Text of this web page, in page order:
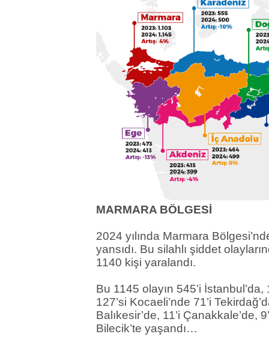
MARMARA BÖLGESİ
2024 yılında Marmara
yansıdı. Bu silahlı şiddet
1140 kişi yaralandı.
Bu 1145 olayın 545’i İstanbul’da,
127’si Kocaeli’nde 71’i
Balıkesir’de, 11’i Çanakkale’de,
Bilecik’te yaşandı…